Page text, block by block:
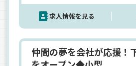
て始められますよ。＜プライベ
も少なく、週休2日制なので、オ
えながら活躍できます。
求人情報を見る
仲間の夢を会社が応援！